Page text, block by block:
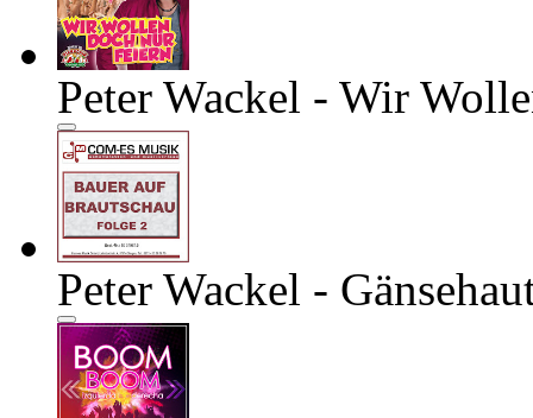
Peter Wackel - Wir
Peter Wackel -